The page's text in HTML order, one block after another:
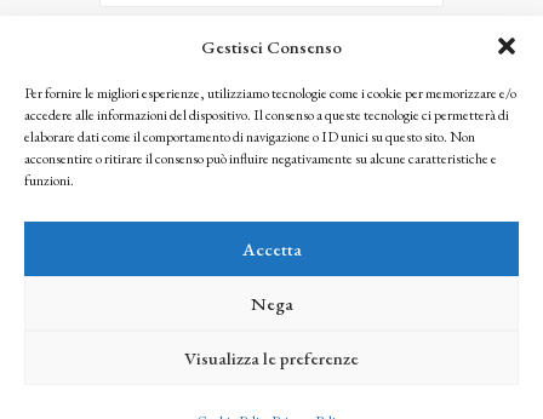
Gestisci Consenso
Per fornire le migliori esperienze, utilizziamo tecnologie come i cookie per memorizzare e/o
accedere alle informazioni del dispositivo. Il consenso a queste tecnologie ci permetterà di
elaborare dati come il comportamento di navigazione o ID unici su questo sito. Non
acconsentire o ritirare il consenso può influire negativamente su alcune caratteristiche e
funzioni.
Accetta
Nega
Visualizza le preferenze
ISCRIVITI
Facendo clic per iscriverti, riconosci che le tue informazioni saranno trattate
seguendo la nostra Privacy Policy
© 2025 Istituto Matteucci. All right reserved
l’autorizzazione scritta dei proprietari dei diritti e dell’Istituto Matteucci
credits